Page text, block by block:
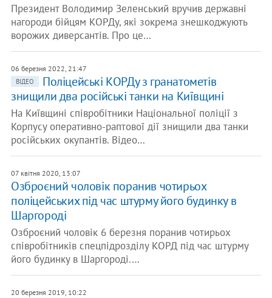
Президент Володимир Зеленський вручив державні
нагороди бійцям КОРДу, які зокрема знешкоджують
ворожих диверсантів. Про це…
06 березня 2022, 21:47
ВІДЕО
Поліцейські КОРДу з гранатометів
знищили два російські танки на Київщині
На Київщині співробітники Національної поліції з
Корпусу оперативно-раптової дії знищили два танки
російських окупантів. Відео…
07 квітня 2020, 13:07
Озброєний чоловік поранив чотирьох
поліцейських під час штурму його будинку в
Шаргороді
Озброєний чоловік 6 березня поранив чотирьох
співробітників спецпідрозділу КОРД під час штурму
його будинку в Шаргороді.…
20 березня 2019, 10:22